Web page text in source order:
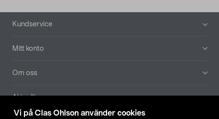
Vi på Clas Ohlson använder cookies
Sidfot
Kundservice
Mitt konto
Om oss
Aktuellt